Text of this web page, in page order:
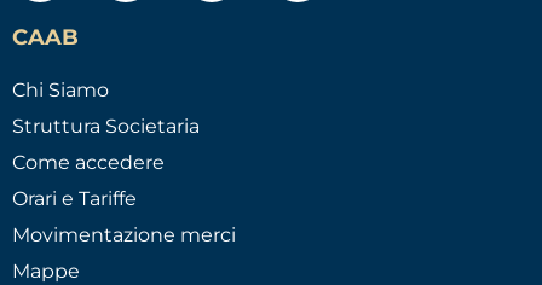
CAAB
Chi Siamo
Struttura Societaria
Come accedere
Orari e Tariffe
Movimentazione merci
Mappe